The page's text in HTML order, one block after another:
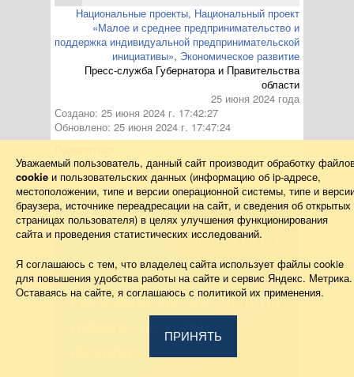
Национальные проекты, Национальный проект
«Малое и среднее предпринимательство и
поддержка индивидуальной предпринимательской
инициативы», Экономическое развитие
Пресс-служба Губернатора и Правительства
области
25 июня 2024 года
Создано: 25 июня 2024 г. 17:42:27
Обновлено: 25 июня 2024 г. 17:47:24
Жалобы на всё
Не убран мусор, яма на
Уважаемый пользователь, данный сайт производит обработку
cookie и пользовательских данных (информацию об ip-адресе,
местоположении, типе и версии операционной системы, типе и
браузера, источнике переадресации на сайт, и сведения об открытых
страницах пользователя) в целях улучшения функционирования
сайта и проведения статистических исследований.
Я соглашаюсь с тем, что владелец сайта использует файлы cookie
для повышения удобства работы на сайте и сервис Яндекс. Метрика.
Оставаясь на сайте, я соглашаюсь с политикой их применения.
ПРИНЯТЬ